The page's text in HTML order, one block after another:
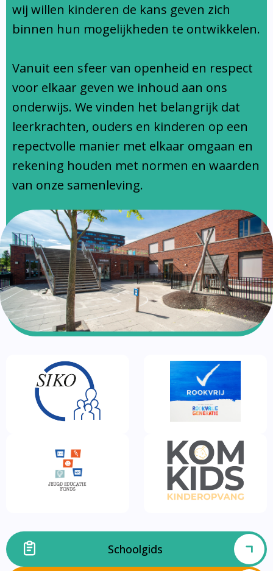
Ondersteuningsprofiel
wij willen kinderen de kans geven zich
binnen hun mogelijkheden te ontwikkelen.
Vanuit een sfeer van openheid en respect
voor elkaar geven we inhoud aan ons
onderwijs. We vinden het belangrijk dat
leerkrachten, ouders en kinderen op een
repectvolle manier met elkaar omgaan en
rekening houden met normen en waarden
van onze samenleving.
Schoolgids